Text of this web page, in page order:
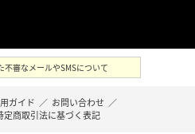
不審なメールやSMSについて
ガイド ／ お問い合わせ ／
定商取引法に基づく表記